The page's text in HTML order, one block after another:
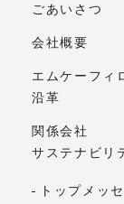
ごあいさつ
会社概要
エムケーフィ
沿革
関係会社
サステナビリ
トップメッ